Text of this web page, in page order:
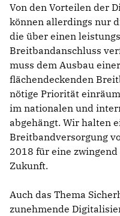
Von den Vorteilen der
können allerdings nur
die über einen
Breitbandanschluss
muss dem Ausbau einer
flächendeckenden
nötige Priorität
im nationalen und
abgehängt. Wir halten
Breitbandversorgung
2018 für eine
Zukunft.
Auch das Thema
zunehmende